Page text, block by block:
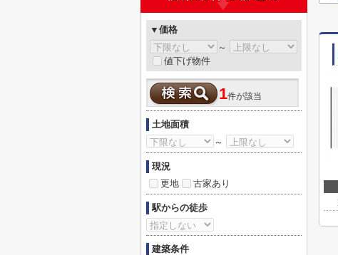
▼価格
～
値下げ物件
1件が該当
土地面積
～
現況
更地
古家あり
駅からの徒歩
建築条件